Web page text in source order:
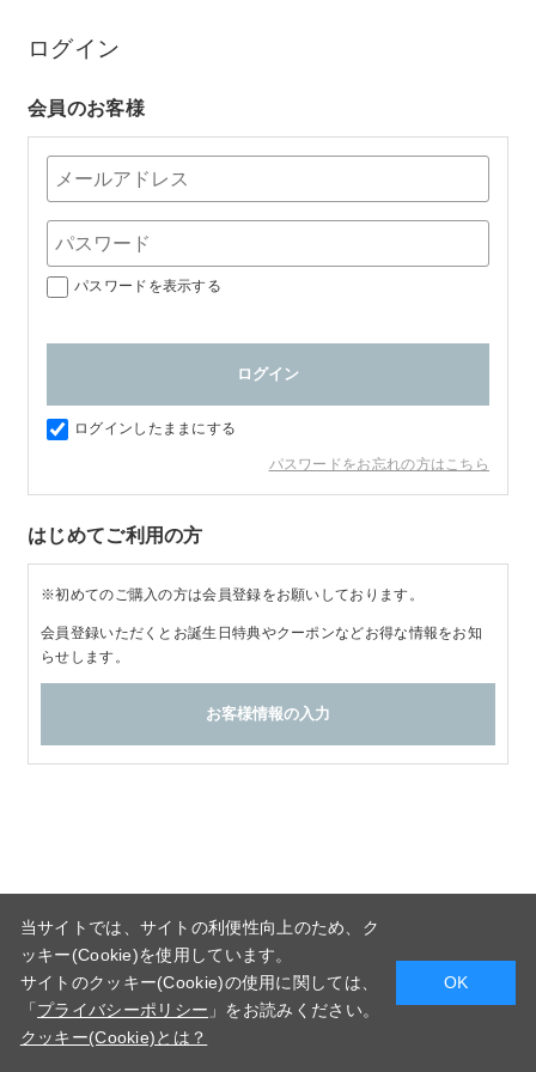
ログイン
会員のお客様
パスワードを表示する
ログインしたままにする
パスワードをお忘れの方はこちら
はじめてご利用の方
※初めてのご購入の方は会員登録をお願いしております。
会員登録いただくとお誕生日特典やクーポンなどお得な情報をお知
らせします。
当サイトでは、サイトの利便性向上のため、ク
ッキー(Cookie)を使用しています。
サイトのクッキー(Cookie)の使用に関しては、
「 プライバシーポリシー 」をお読みください。
クッキー(Cookie)とは？
OK